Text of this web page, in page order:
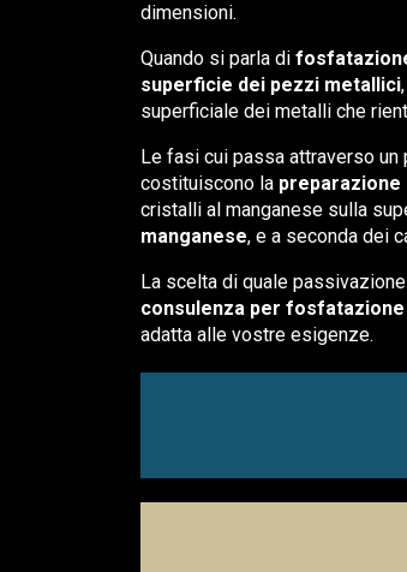
dimensioni.
Quando si parla di
superficie dei pezzi metallici
superficiale dei metalli che
Le fasi cui passa attraverso
costituiscono la
cristalli al manganese sulla
manganese, e a seconda dei
La scelta di quale
consulenza per
adatta alle vostre esigenze.